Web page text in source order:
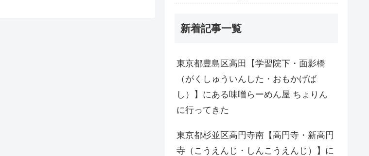
新着記事一覧
東京都豊島区高田【学習院下・面影橋
（がくしゅういんした・おもかげば
し）】にある味噌らーめん屋 ちょりん
に行ってきた
東京都杉並区高円寺南【高円寺・新高円
寺（こうえんじ・しんこうえんじ）】に